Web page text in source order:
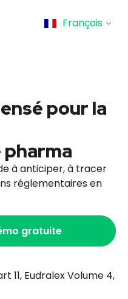
Français
pour la
à anticiper, à tracer
réglementaires en
gratuite
11, Eudralex Volume 4,